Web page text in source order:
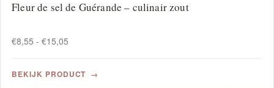
Fleur de sel de Guérande – culinair zout
€8,55 - €15,05
€15,05
BEKIJK PRODUCT